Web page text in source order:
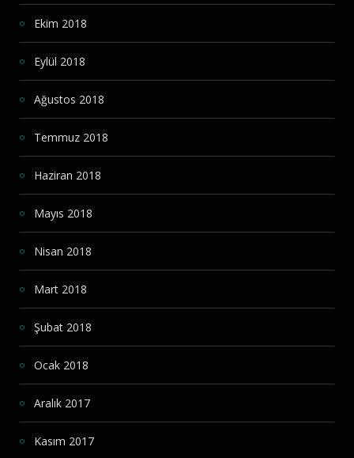
Ekim 2018
Eylül 2018
Ağustos 2018
Temmuz 2018
Haziran 2018
Mayıs 2018
Nisan 2018
Mart 2018
Şubat 2018
Ocak 2018
Aralık 2017
Kasım 2017